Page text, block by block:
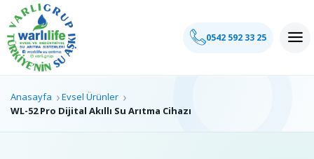
0542 592 33 25
0542 592 33 25
Anasayfa
Evsel Ürünler
WL-52 Pro Dijital Akıllı Su Arıtma Cihazı